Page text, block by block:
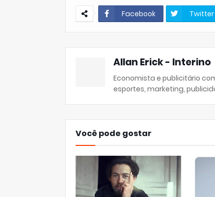
Facebook Twitter
Allan Erick - Interino
Economista e publicitário
esportes, marketing,
Você pode gostar